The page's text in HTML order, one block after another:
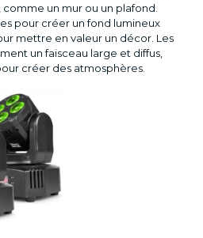
comme un mur ou un plafond.
pour créer un fond lumineux
mettre en valeur un décor. Les
un faisceau large et diffus,
créer des atmosphères.